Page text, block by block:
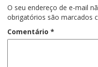
O seu endereço de e-mail
obrigatórios são marcados
Comentário *